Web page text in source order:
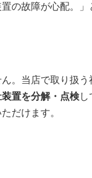
の故障が心配。
。当店で取り扱
置を分解・点検
だけます。